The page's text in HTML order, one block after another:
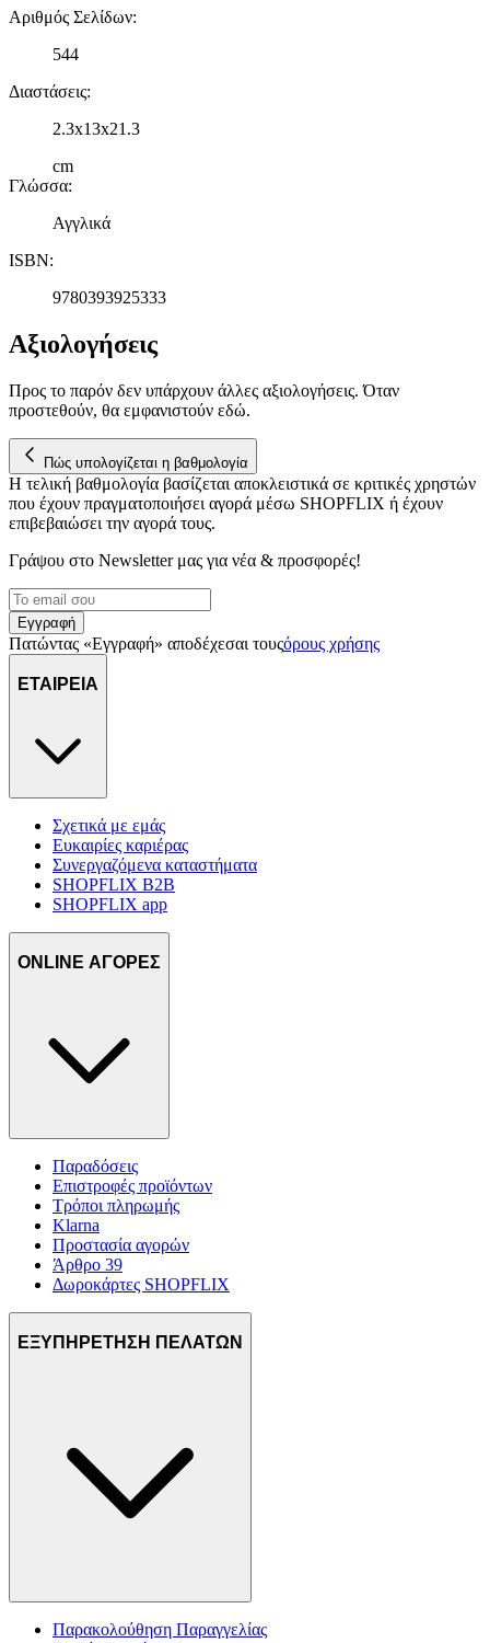
Αριθμός Σελίδων:
544
Διαστάσεις:
2.3x13x21.3
cm
Γλώσσα:
Αγγλικά
ISBN:
9780393925333
Αξιολογήσεις
Προς το παρόν δεν υπάρχουν άλλες αξιολογήσεις. Όταν
προστεθούν, θα εμφανιστούν εδώ.
Πώς υπολογίζεται η βαθμολογία
Η τελική βαθμολογία βασίζεται αποκλειστικά σε κριτικές χρηστών
που έχουν πραγματοποιήσει αγορά μέσω SHOPFLIX ή έχουν
επιβεβαιώσει την αγορά τους.
Γράψου στο Νewsletter μας για νέα & προσφορές!
Εγγραφή
Πατώντας «Εγγραφή» αποδέχεσαι τουςόρους χρήσης
ΕΤΑΙΡΕΙΑ
Σχετικά με εμάς
Ευκαιρίες καριέρας
Συνεργαζόμενα καταστήματα
SHOPFLIX B2B
SHOPFLIX app
ONLINE ΑΓΟΡΕΣ
Παραδόσεις
Επιστροφές προϊόντων
Τρόποι πληρωμής
Klarna
Προστασία αγορών
Άρθρο 39
Δωροκάρτες SHOPFLIX
ΕΞΥΠΗΡΕΤΗΣΗ ΠΕΛΑΤΩΝ
Παρακολούθηση Παραγγελίας